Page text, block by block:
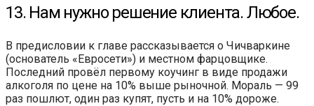
13. Нам нужно решение клиента. Любое.
В предисловии к главе рассказывается о Чичваркине
(основатель «Евросети») и местном фарцовщике.
Последний провёл первому коучинг в виде продажи
алкоголя по цене на 10% выше рыночной. Мораль — 99
раз пошлют, один раз купят, пусть и на 10% дороже.